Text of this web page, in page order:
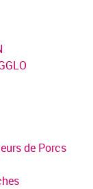
de Porcs